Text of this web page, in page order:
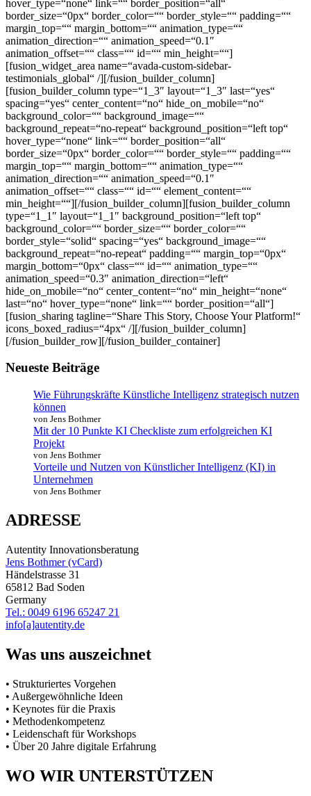
hover_type=“none“ link=““ border_position=“all“
border_size=“0px“ border_color=““ border_style=““ padding=““
margin_top=““ margin_bottom=““ animation_type=““
animation_direction=““ animation_speed=“0.1″
animation_offset=““ class=““ id=““ min_height=““]
[fusion_widget_area name=“avada-custom-sidebar-
testimonials_global“ /][/fusion_builder_column]
[fusion_builder_column type=“1_3″ layout=“1_3″ last=“yes“
spacing=“yes“ center_content=“no“ hide_on_mobile=“no“
background_color=““ background_image=““
background_repeat=“no-repeat“ background_position=“left top“
hover_type=“none“ link=““ border_position=“all“
border_size=“0px“ border_color=““ border_style=““ padding=““
margin_top=““ margin_bottom=““ animation_type=““
animation_direction=““ animation_speed=“0.1″
animation_offset=““ class=““ id=““ element_content=““
min_height=““][/fusion_builder_column][fusion_builder_column
type=“1_1″ layout=“1_1″ background_position=“left top“
background_color=““ border_size=““ border_color=““
border_style=“solid“ spacing=“yes“ background_image=““
background_repeat=“no-repeat“ padding=““ margin_top=“0px“
margin_bottom=“0px“ class=““ id=““ animation_type=““
animation_speed=“0.3″ animation_direction=“left“
hide_on_mobile=“no“ center_content=“no“ min_height=“none“
last=“no“ hover_type=“none“ link=““ border_position=“all“]
[fusion_sharing tagline=“Share This Story, Choose Your Platform!“
icons_boxed_radius=“4px“ /][/fusion_builder_column]
[/fusion_builder_row][/fusion_builder_container]
Neueste Beiträge
Wie Führungskräfte Künstliche Intelligenz strategisch nutzen
können
von Jens Bothmer
Mit der 10 Punkte KI Checkliste zum erfolgreichen KI
Projekt
von Jens Bothmer
Vorteile und Nutzen von Künstlicher Intelligenz (KI) in
Unternehmen
von Jens Bothmer
ADRESSE
Autentity Innovationsberatung
Jens Bothmer (vCard)
Händelstrasse 31
65812 Bad Soden
Germany
Tel.: 0049 6196 65247 21
info[a]autentity.de
Was uns auszeichnet
• Strukturiertes Vorgehen
• Außergewöhnliche Ideen
• Keynotes für die Praxis
• Methodenkompetenz
• Leidenschaft für Workshops
• Über 20 Jahre digitale Erfahrung
WO WIR UNTERSTÜTZEN